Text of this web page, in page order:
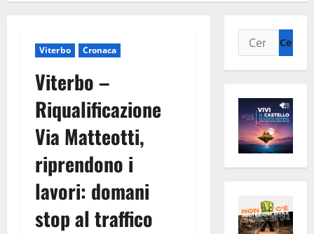
Viterbo Cronaca
Viterbo –
Riqualificazione
Via Matteotti,
riprendono i
lavori: domani
stop al traffico
Ricerca
per: